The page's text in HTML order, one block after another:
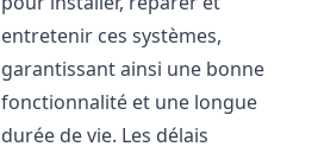
entretenir ces systèmes,
garantissant ainsi une bonne
fonctionnalité et une longue
durée de vie. Les délais